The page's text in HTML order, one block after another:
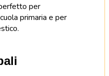
per
primaria e per